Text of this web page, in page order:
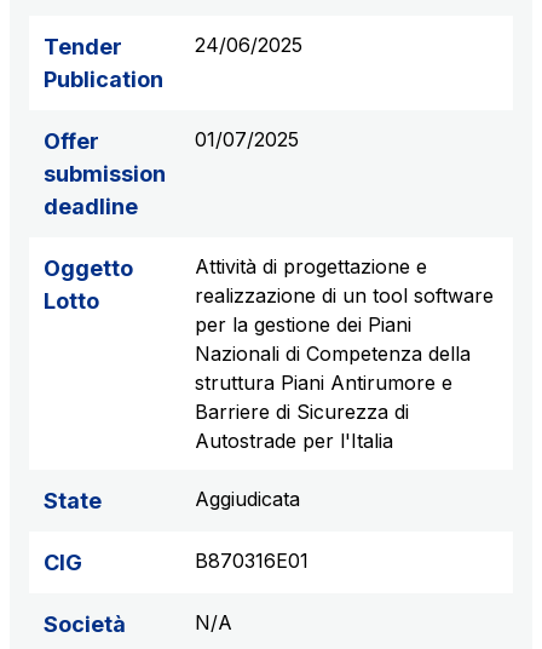
Network Km: 20
Concession expiring in 2037
Tender
Publication
24/06/2025
Offer
submission
deadline
01/07/2025
Oggetto
Lotto
Attività di progettazione e
realizzazione di un tool software
per la gestione dei Piani
Nazionali di Competenza della
struttura Piani Antirumore e
Barriere di Sicurezza di
Autostrade per l'Italia
State Aggiudicata
CIG B870316E01
Società N/A